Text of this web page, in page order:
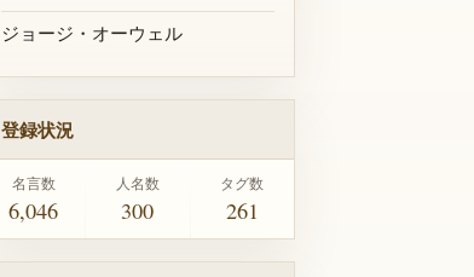
ジョージ・オーウェル
登録状況
名言数
6,046
人名数
300
タグ数
261